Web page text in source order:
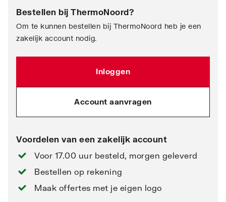
Bestellen bij ThermoNoord?
Om te kunnen bestellen bij ThermoNoord heb je een
zakelijk account nodig.
Inloggen
Account aanvragen
Voordelen van een zakelijk account
Voor 17.00 uur besteld, morgen geleverd
Bestellen op rekening
Maak offertes met je eigen logo